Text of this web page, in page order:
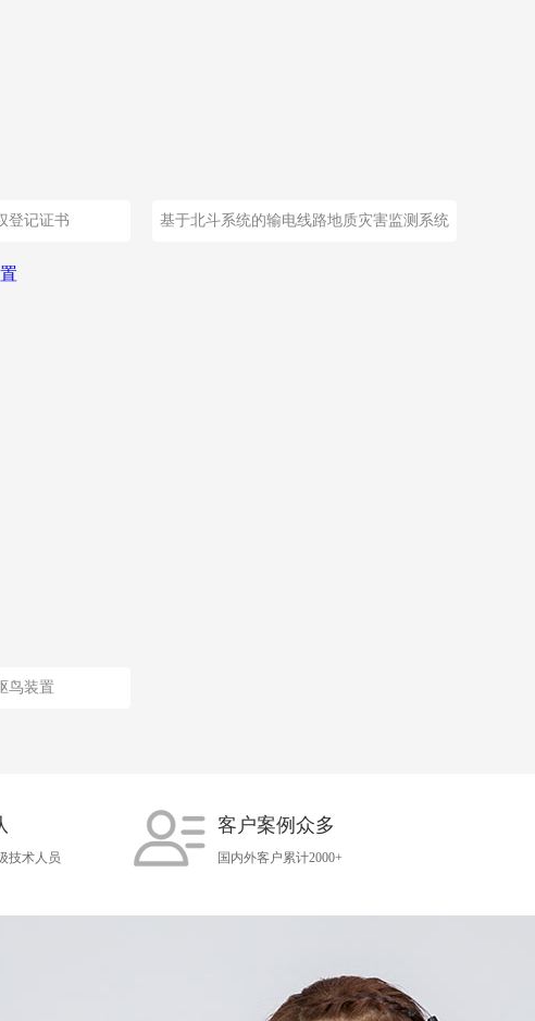
登记证书 基于北斗系统的输电线路地质灾害监测系统
鸟装置
技术人员
客户案例众多
国内外客户累计2000+